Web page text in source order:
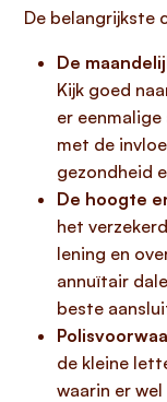
De belangrijkste
De
Kijk goed
er
met de
gezondheid
De hoogte
het
lening en
annuïtair
beste
de kleine
waarin er